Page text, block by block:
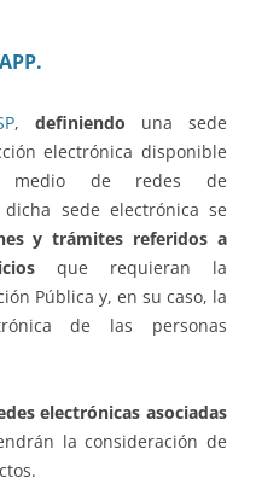
, definiendo una sede
electrónica disponible
medio de redes de
sede electrónica se
y trámites referidos a
que requieran la
Pública y, en su caso, la
de las personas
electrónicas asociadas
la consideración de